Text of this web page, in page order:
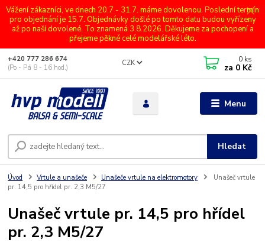
Vážení zákazníci, ve dnech 20.7 - 31.7. máme dovolenou. Poslední termín
pro objednání je 15.7. Objednávky došlé po tomto datu budou vyřízeny
až po naší dovolené. To znamená 3.8.2026. Děkujeme za pochopení a
přejeme pěkné celé modelářské léto.
Menu
CZK
Hledat
+420 777 286 674
(Po - Pá 8 - 16 hod.)
0 ks
za 0 Kč
Úvod Vrtule a unašeče Unašeče vrtule na elektromotory
Unašeč vrtule
pr. 14,5 pro hřídel pr. 2,3 M5/27
Unašeč vrtule pr. 14,5 pro hřídel
pr. 2,3 M5/27